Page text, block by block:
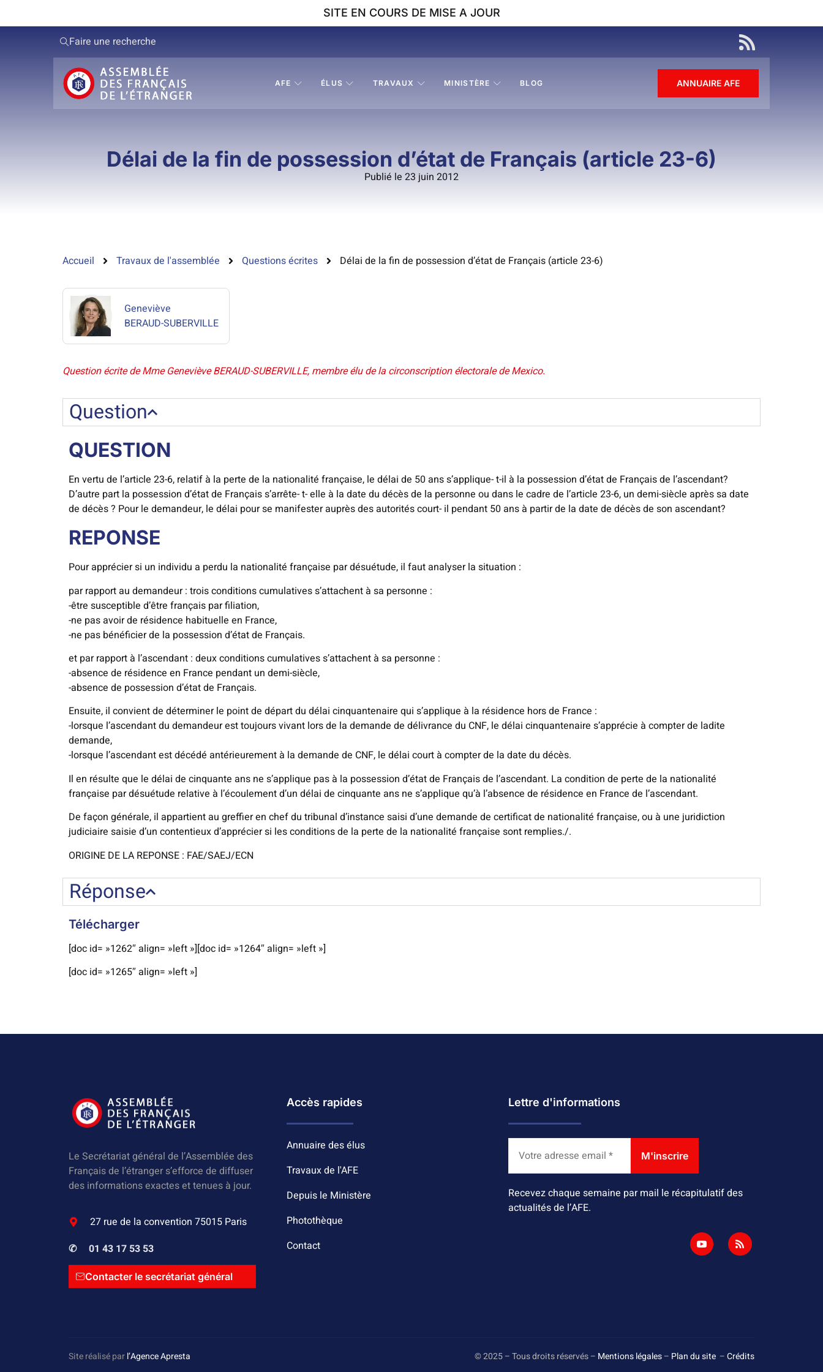
SITE EN COURS DE MISE A JOUR
Faire une recherche
AFE ÉLUS TRAVAUX MINISTÈRE BLOG ANNUAIRE AFE
Délai de la fin de possession d’état de Français (article 23-6)
Publié le 23 juin 2012
Accueil Travaux de l'assemblée Questions écrites Délai de la fin de possession d’état de Français (article 23-6)
Geneviève
BERAUD-SUBERVILLE
Question écrite de Mme Geneviève BERAUD-SUBERVILLE, membre élu de la circonscription électorale de Mexico.
Question
QUESTION
En vertu de l’article 23-6, relatif à la perte de la nationalité française, le délai de 50 ans s’applique- t-il à la possession d’état de Français de l’ascendant?
D’autre part la possession d’état de Français s’arrête- t- elle à la date du décès de la personne ou dans le cadre de l’article 23-6, un demi-siècle après sa date
de décès ? Pour le demandeur, le délai pour se manifester auprès des autorités court- il pendant 50 ans à partir de la date de décès de son ascendant?
REPONSE
Pour apprécier si un individu a perdu la nationalité française par désuétude, il faut analyser la situation :
par rapport au demandeur : trois conditions cumulatives s’attachent à sa personne :
-être susceptible d’être français par filiation,
-ne pas avoir de résidence habituelle en France,
-ne pas bénéficier de la possession d’état de Français.
et par rapport à l’ascendant : deux conditions cumulatives s’attachent à sa personne :
-absence de résidence en France pendant un demi-siècle,
-absence de possession d’état de Français.
Ensuite, il convient de déterminer le point de départ du délai cinquantenaire qui s’applique à la résidence hors de France :
-lorsque l’ascendant du demandeur est toujours vivant lors de la demande de délivrance du CNF, le délai cinquantenaire s’apprécie à compter de ladite
demande,
-lorsque l’ascendant est décédé antérieurement à la demande de CNF, le délai court à compter de la date du décès.
Il en résulte que le délai de cinquante ans ne s’applique pas à la possession d’état de Français de l’ascendant. La condition de perte de la nationalité
française par désuétude relative à l’écoulement d’un délai de cinquante ans ne s’applique qu’à l’absence de résidence en France de l’ascendant.
De façon générale, il appartient au greffier en chef du tribunal d’instance saisi d’une demande de certificat de nationalité française, ou à une juridiction
judiciaire saisie d’un contentieux d’apprécier si les conditions de la perte de la nationalité française sont remplies./.
ORIGINE DE LA REPONSE : FAE/SAEJ/ECN
Réponse
Télécharger
[doc id= »1262″ align= »left »][doc id= »1264″ align= »left »]
[doc id= »1265″ align= »left »]
Le Secrétariat général de l’Assemblée des
Français de l’étranger s’efforce de diffuser
des informations exactes et tenues à jour.
27 rue de la convention 75015 Paris
✆01 43 17 53 53
Contacter le secrétariat général
Accès rapides
Annuaire des élus
Travaux de l'AFE
Depuis le Ministère
Photothèque
Contact
Lettre d'informations
Recevez chaque semaine par mail le récapitulatif des
actualités de l’AFE.
Site réalisé parl’Agence Apresta © 2025 – Tous droits réservés – Mentions légales– Plan du site –Crédits